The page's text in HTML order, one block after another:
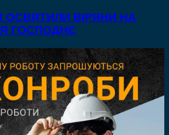
ВІРЯНИ НА
ГОСПОДНЄ